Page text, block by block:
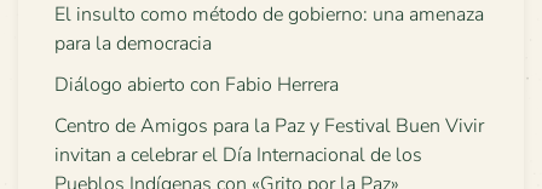
El insulto como método de gobierno: una amenaza
para la democracia
Diálogo abierto con Fabio Herrera
Centro de Amigos para la Paz y Festival Buen Vivir
invitan a celebrar el Día Internacional de los